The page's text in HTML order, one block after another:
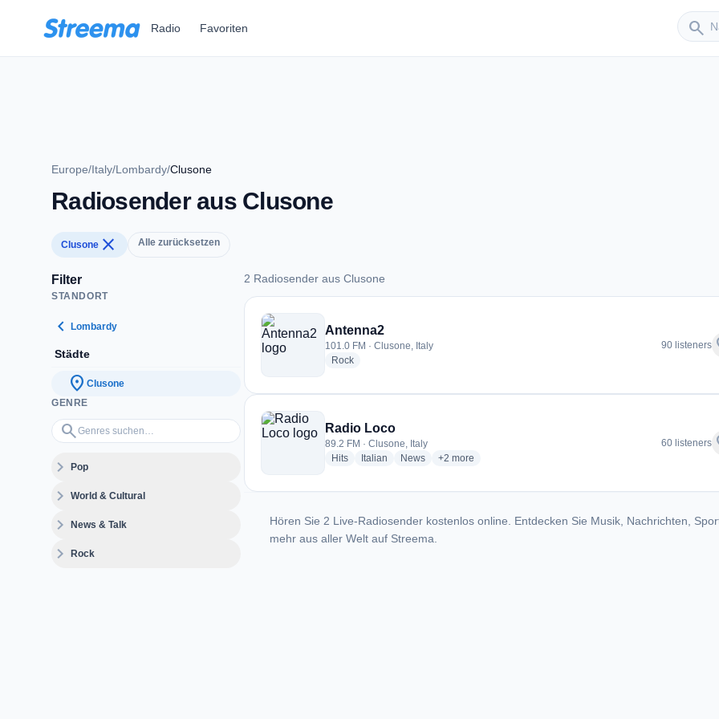
Radio Favoriten search
Sender
Europe/Italy/Lombardy/Clusone
Radiosender aus Clusone
Clusone close Alle zurücksetzen
Filter
STANDORT
chevron_left Lombardy
Städte
location_on Clusone
GENRE
search
Genres suchen…
expand_morePop
expand_moreWorld & Cultural
expand_moreNews & Talk
expand_moreRock
2 Radiosender aus Clusone
2 Radiosender aus Clusone
Antenna2
101.0 FM · Clusone, Italy
Rockradio stations
90 listeners
Radio Loco
89.2 FM · Clusone, Italy
Hitsradio stations
Italian radio stations
Newsradio stations
+2 more genres for Radio Loco
more
60 listeners
Hören Sie 2 Live-Radiosender kostenlos online. Entdecken Sie Musik, Nachrichten,
mehr aus aller Welt auf Streema.